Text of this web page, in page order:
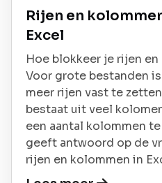
Rijen en
Excel
Hoe blokkeer je rijen
Voor grote bestanden
meer rijen vast te
bestaat uit veel
een aantal kolommen
geeft antwoord op de
rijen en kolommen in